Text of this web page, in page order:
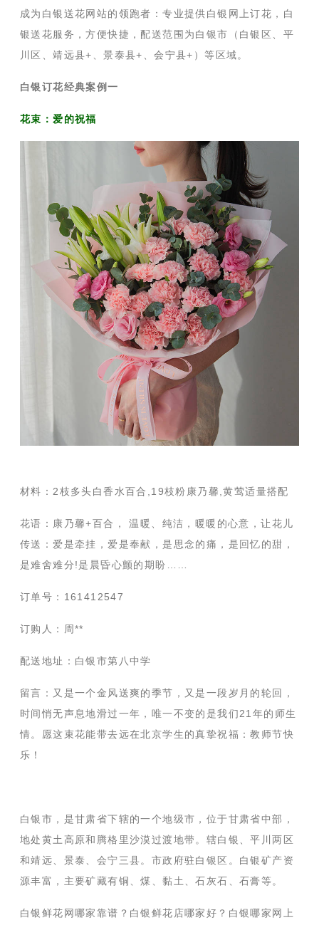
成为白银送花网站的领跑者：专业提供白银网上订花，白
银送花服务，方便快捷，配送范围为白银市（白银区、平
川区、靖远县+、景泰县+、会宁县+）等区域。
白银订花经典案例一
花束：爱的祝福
材料：2枝多头白香水百合,19枝粉康乃馨,黄莺适量搭配
花语：康乃馨+百合， 温暖、纯洁，暖暖的心意，让花儿
传送：爱是牵挂，爱是奉献，是思念的痛，是回忆的甜，
是难舍难分!是晨昏心颤的期盼……
订单号：161412547
订购人：周**
配送地址：白银市第八中学
留言：又是一个金风送爽的季节，又是一段岁月的轮回，
时间悄无声息地滑过一年，唯一不变的是我们21年的师生
情。愿这束花能带去远在北京学生的真挚祝福：教师节快
乐！
白银市，是甘肃省下辖的一个地级市，位于甘肃省中部，
地处黄土高原和腾格里沙漠过渡地带。辖白银、平川两区
和靖远、景泰、会宁三县。市政府驻白银区。白银矿产资
源丰富，主要矿藏有铜、煤、黏土、石灰石、石膏等。
白银鲜花网哪家靠谱？白银鲜花店哪家好？白银哪家网上